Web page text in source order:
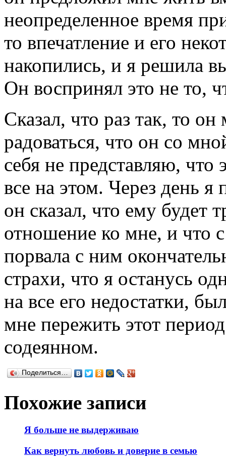
неопределенное время
то впечатление и его
накопились, и я решила
Он воспринял это не то,
Сказал, что раз так, то
радоваться, что он со
себя не представляю, что
все на этом. Через день
он сказал, что ему будет
отношение ко мне, и что
порвала с ним
страхи, что я останусь
на все его недостатки,
мне пережить этот
содеянном.
Поделиться…
Похожие записи
Я больше не выдерживаю
Как вернуть любовь и доверие в семью